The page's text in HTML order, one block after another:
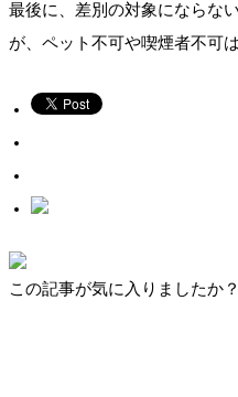
最後に、差別の対象にならな
が、ペット不可や喫煙者不可
この記事が気に入りましたか？